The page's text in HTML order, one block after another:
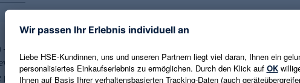
10 € Gutschein erhalten
abonnieren und aktuelle Trends,
E-Mail erhalten. Als Dankeschön
E-Mail-Adresse eingeben